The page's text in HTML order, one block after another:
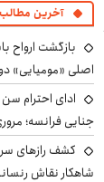
آخرین مطالب
بازگشت ارواح
اصلی «مومیایی»
ادای احترام
جنایی فرانسه؛
کشف رازهای سر
شاهکار نقاش